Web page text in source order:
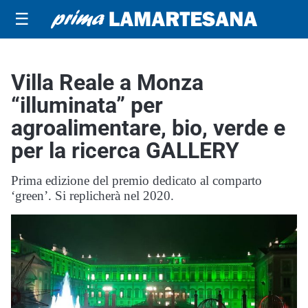
☰
Villa Reale a Monza
“illuminata” per
agroalimentare, bio, verde e
per la ricerca GALLERY
Prima edizione del premio dedicato al comparto
‘green’. Si replicherà nel 2020.